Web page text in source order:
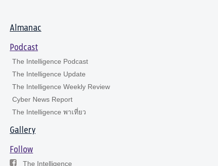
Almanac
Podcast
The Intelligence Podcast
The Intelligence Update
The Intelligence Weekly Review
Cyber News Report
The Intelligence พาเที่ยว
Gallery
Follow
The Intelligence